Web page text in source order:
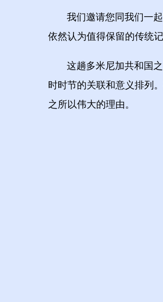
我们邀请您同我们一
依然认为值得保留的传统记
这趟多米尼加共和国
时时节的关联和意义排列
之所以伟大的理由。
伊芙琳·
Evelyn
新闻
邮
（本书中文